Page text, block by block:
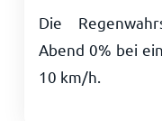
Die
Abend 0% bei
10 km/h